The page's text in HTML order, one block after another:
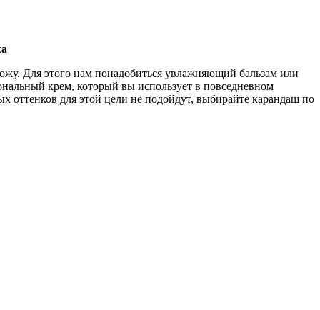
Для этого нам понадобиться увлажняющий бальзам или
крем, который вы использует в повседневном
оттенков для этой цели не подойдут, выбирайте карандаш по